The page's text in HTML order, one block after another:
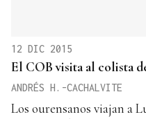
12 DIC 2015
El COB visita al colista
ANDRÉS H.-CACHALVITE
Los ourensanos viajan a